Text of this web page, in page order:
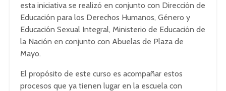
esta iniciativa se realizó en conjunto con Dirección de
Educación para los Derechos Humanos, Género y
Educación Sexual Integral, Ministerio de Educación de
la Nación en conjunto con Abuelas de Plaza de
Mayo.
El propósito de este curso es acompañar estos
procesos que ya tienen lugar en la escuela con